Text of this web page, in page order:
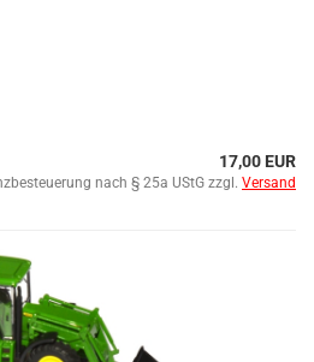
17,00 EUR
nach § 25a UStG zzgl. Versand